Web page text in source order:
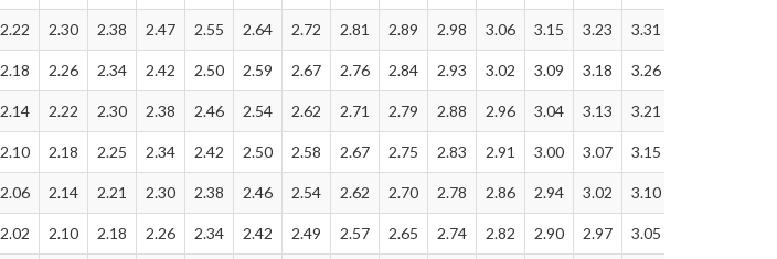
2.22 2.30 2.38 2.47 2.55 2.64 2.72 2.81 2.89 2.98 3.06 3.15 3.23 3.31
2.18 2.26 2.34 2.42 2.50 2.59 2.67 2.76 2.84 2.93 3.02 3.09 3.18 3.26
2.14 2.22 2.30 2.38 2.46 2.54 2.62 2.71 2.79 2.88 2.96 3.04 3.13 3.21
2.10 2.18 2.25 2.34 2.42 2.50 2.58 2.67 2.75 2.83 2.91 3.00 3.07 3.15
2.06 2.14 2.21 2.30 2.38 2.46 2.54 2.62 2.70 2.78 2.86 2.94 3.02 3.10
2.02 2.10 2.18 2.26 2.34 2.42 2.49 2.57 2.65 2.74 2.82 2.90 2.97 3.05